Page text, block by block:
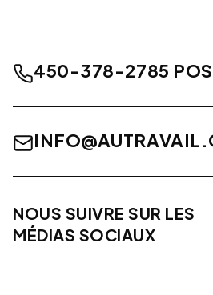
450-378-2785
NOUS SUIVRE SUR LES
MÉDIAS SOCIAUX